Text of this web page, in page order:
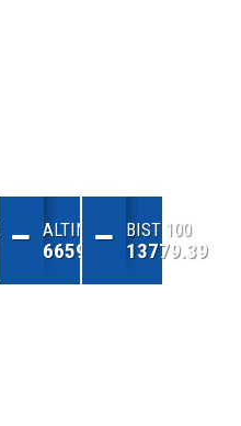
ALTIN
6659.71
BIST 100
13779.39